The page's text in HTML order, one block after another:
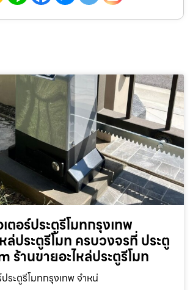
ตอร์ประตูรีโมทกรุงเทพ
ล่ประตูรีโมท ครบวงจรที่ ประตู
ร้านขายอะไหล่ประตูรีโมท
ระตูรีโมทกรุงเทพ จำหน่